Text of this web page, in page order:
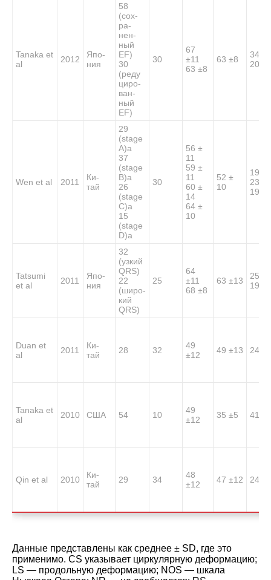
Tanaka et
al
2012
Япо-
ния
58
(сох-
ра-
нен-
ный
EF)
30
(реду
циро-
ван-
ный
EF)
30
67
±11
63 ±8
63 ±8
34/24
20/10
Wen et al 2011
Ки-
тай
29
(stage
A)a
37
(stage
B)a
26
(stage
C)a
15
(stage
D)a
30
56 ±
11
59 ±
11
60 ±
14
64 ±
10
52 ±
10
19/10
23/14
19/7
Tatsumi
et al
2011
Япо-
ния
32
(узкий
QRS)
22
(широ-
кий
QRS)
25
64
±11
68 ±8
63 ±13
25/7
19/3
Duan et
al
2011
Ки-
тай
28 32
49
±12
49 ±13 24/4
Tanaka et
al
2010 США 54 10
49
±12
35 ±5 41/13
Qin et al 2010
Ки-
тай
29 34
48
±12
47 ±12 24/5
Данные представлены как среднее ± SD, где это
применимо. CS указывает циркулярную деформацию;
LS ― продольную деформацию; NOS ― шкала